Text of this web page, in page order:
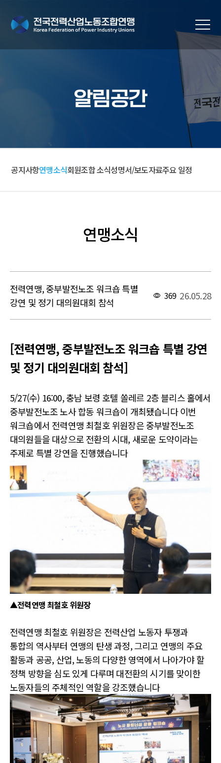
알림공간
공지사항연맹소식회원조합 소식성명서/보도자료주요 일정
연맹소식
전력연맹, 중부발전노조 워크숍 특별
강연 및 정기 대의원대회 참석
369 26.05.28
본문
[전력연맹, 중부발전노조 워크숍 특별 강연
및 정기 대의원대회 참석]
5/27(수) 16:00, 충남 보령 호텔 쏠레르 2층 블리스 홀에서
중부발전노조 노사 합동 워크숍이 개최됐습니다 이번
워크숍에서 전력연맹 최철호 위원장은 중부발전노조
대의원들을 대상으로 전환의 시대, 새로운 도약이라는
주제로 특별 강연을 진행했습니다
▲전력연맹 최철호 위원장
전력연맹 최철호 위원장은 전력산업 노동자 투쟁과
통합의 역사부터 연맹의 탄생 과정, 그리고 연맹의 주요
활동과 공공, 산업, 노동의 다양한 영역에서 나아가야 할
정책 방향을 심도 있게 다루며 대전환의 시기를 맞이한
노동자들의 주체적인 역할을 강조했습니다